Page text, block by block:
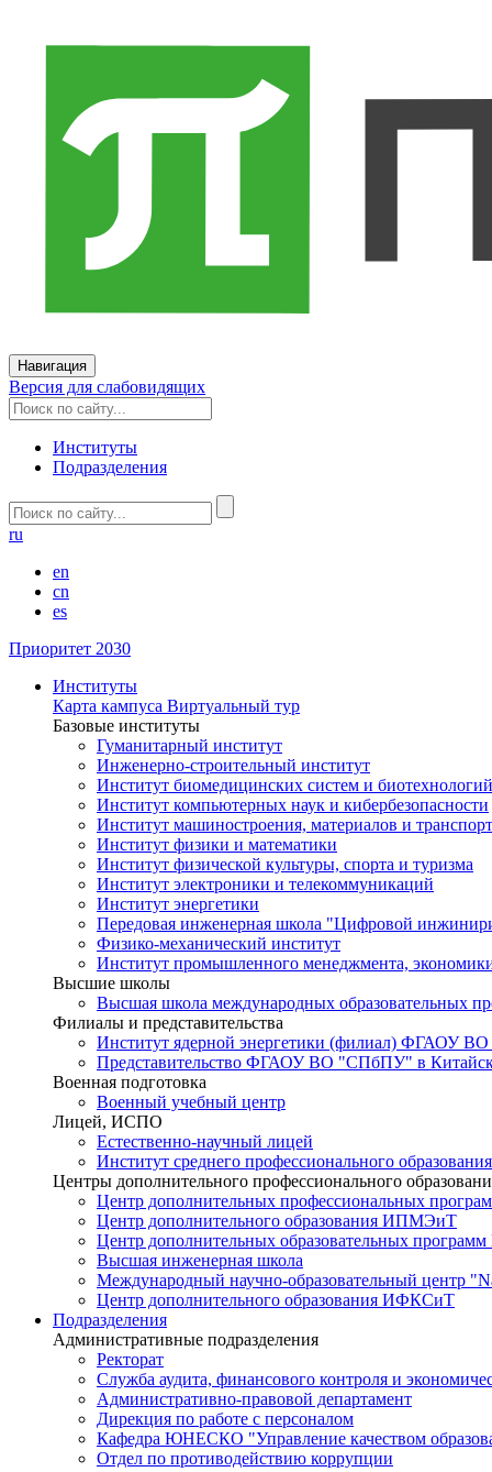
Навигация
Версия для слабовидящих
Институты
Подразделения
ru
en
cn
es
Приоритет 2030
Институты
Карта кампуса Виртуальный тур
Базовые институты
Гуманитарный институт
Инженерно-строительный институт
Институт биомедицинских систем и биотехнологий
Институт компьютерных наук и кибербезопасности
Институт машиностроения, материалов и
Институт физики и математики
Институт физической культуры, спорта и туризма
Институт электроники и телекоммуникаций
Институт энергетики
Передовая инженерная школа "Цифровой
Физико-механический институт
Институт промышленного менеджмента,
Высшие школы
Высшая школа международных образовательных
Филиалы и представительства
Институт ядерной энергетики (филиал) ФГАОУ
Представительство ФГАОУ ВО "СПбПУ" в
Военная подготовка
Военный учебный центр
Лицей, ИСПО
Естественно-научный лицей
Институт среднего профессионального образования
Центры дополнительного профессионального
Центр дополнительных профессиональных
Центр дополнительного образования ИПМЭиТ
Центр дополнительных образовательных
Высшая инженерная школа
Международный научно-образовательный центр
Центр дополнительного образования ИФКСиТ
Подразделения
Административные подразделения
Ректорат
Служба аудита, финансового контроля и
Административно-правовой департамент
Дирекция по работе с персоналом
Кафедра ЮНЕСКО "Управление качеством
Отдел по противодействию коррупции